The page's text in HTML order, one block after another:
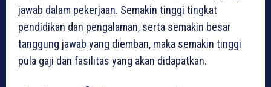
jawab dalam pekerjaan. Semakin tinggi tingkat
pendidikan dan pengalaman, serta semakin besar
tanggung jawab yang diemban, maka semakin tinggi
pula gaji dan fasilitas yang akan didapatkan.